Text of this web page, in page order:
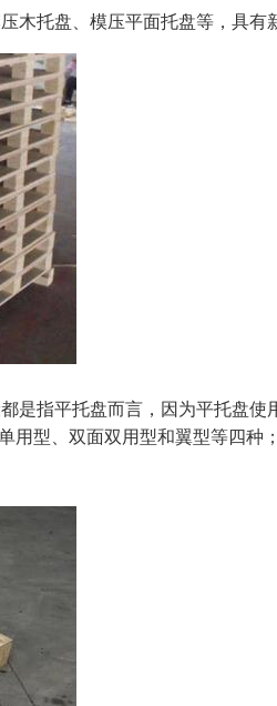
木托盘、模压平面托盘等，具有
是指平托盘而言，因为平托盘
用型、双面双用型和翼型等四